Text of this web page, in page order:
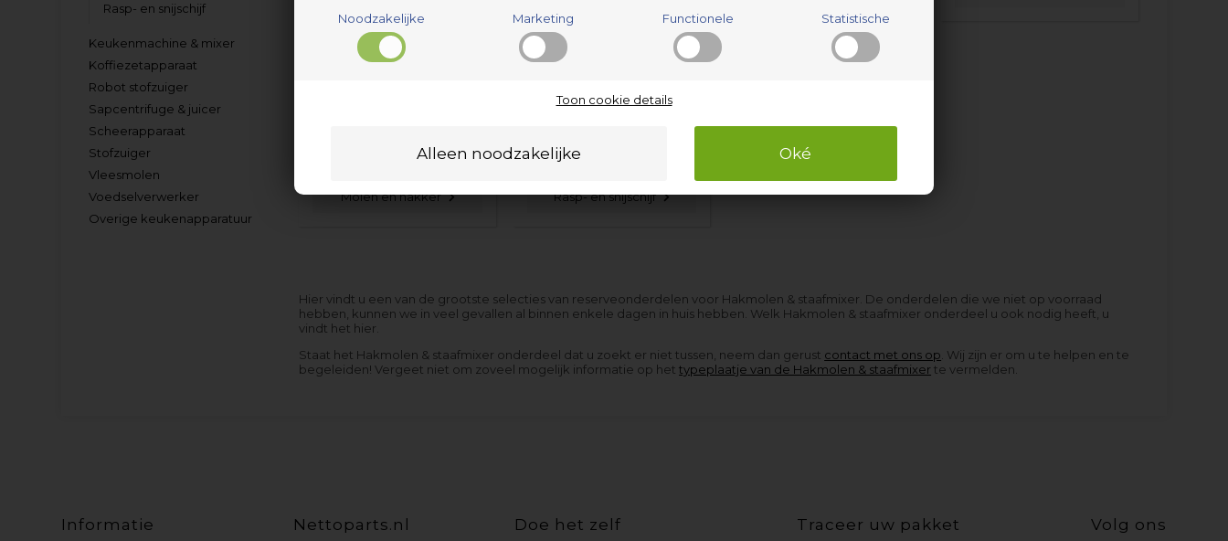
Noodzakelijke Marketing Functionele Statistische
Toon cookie details
Rasp- en snijschijf
Keukenmachine & mixer
Koffiezetapparaat
Robot stofzuiger
Sapcentrifuge & juicer
Scheerapparaat
Stofzuiger
Vleesmolen
Voedselverwerker
Overige keukenapparatuur
Molen en hakker Rasp- en snijschijf
Hier vindt u een van de grootste selecties van reserveonderdelen voor Hakmolen & staafmixer. De onderdelen die we niet op voorraad
hebben, kunnen we in veel gevallen al binnen enkele dagen in huis hebben. Welk Hakmolen & staafmixer onderdeel u ook nodig heeft, u
vindt het hier.
Staat het Hakmolen & staafmixer onderdeel dat u zoekt er niet tussen, neem dan gerust contact met ons op . Wij zijn er om u te helpen en te
begeleiden! Vergeet niet om zoveel mogelijk informatie op hettypeplaatje van de Hakmolen & staafmixer te vermelden.
Informatie Nettoparts.nl Doe het zelf Traceer uw pakket Volg ons